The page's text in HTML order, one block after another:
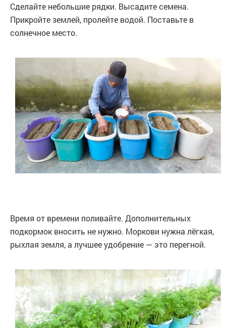
Сделайте небольшие рядки. Высадите семена.
Прикройте землей, пролейте водой. Поставьте в
солнечное место.
Время от времени поливайте. Дополнительных
подкормок вносить не нужно. Моркови нужна лёгкая,
рыхлая земля, а лучшее удобрение — это перегной.